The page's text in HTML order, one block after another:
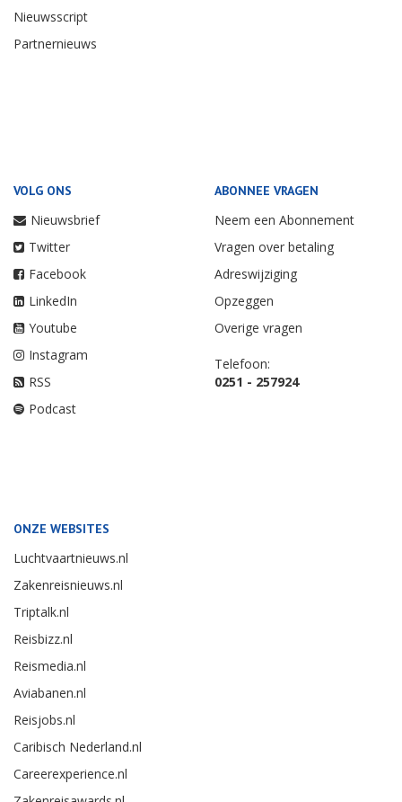
Nieuwsscript
Partnernieuws
VOLG ONS
Nieuwsbrief
Twitter
Facebook
LinkedIn
Youtube
Instagram
RSS
Podcast
ABONNEE VRAGEN
Neem een Abonnement
Vragen over betaling
Adreswijziging
Opzeggen
Overige vragen
Telefoon:
0251 - 257924
ONZE WEBSITES
Luchtvaartnieuws.nl
Zakenreisnieuws.nl
Triptalk.nl
Reisbizz.nl
Reismedia.nl
Aviabanen.nl
Reisjobs.nl
Caribisch Nederland.nl
Careerexperience.nl